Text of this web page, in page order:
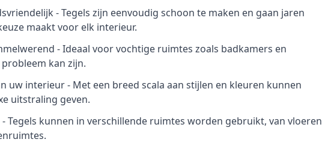
- Tegels zijn eenvoudig schoon te maken en gaan jaren
maakt voor elk interieur.
- Ideaal voor vochtige ruimtes zoals badkamers en
kan zijn.
uw interieur - Met een breed scala aan stijlen en kleuren kunnen
uitstraling geven.
Tegels kunnen in verschillende ruimtes worden gebruikt, van vloeren